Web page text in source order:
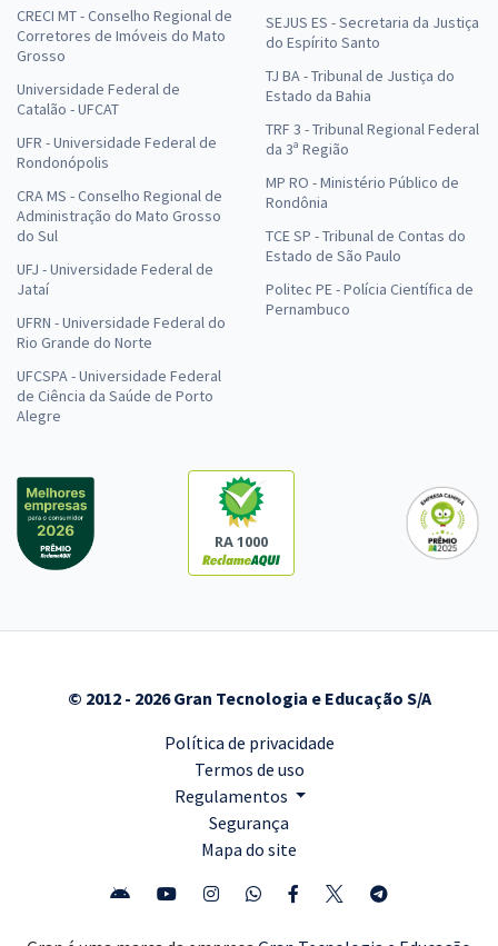
CRECI MT - Conselho Regional de
Corretores de Imóveis do Mato
Grosso
Universidade Federal de
Catalão - UFCAT
UFR - Universidade Federal de
Rondonópolis
CRA MS - Conselho Regional de
Administração do Mato Grosso
do Sul
UFJ - Universidade Federal de
Jataí
UFRN - Universidade Federal do
Rio Grande do Norte
UFCSPA - Universidade Federal
de Ciência da Saúde de Porto
Alegre
SEJUS ES - Secretaria da Justiça
do Espírito Santo
TJ BA - Tribunal de Justiça do
Estado da Bahia
TRF 3 - Tribunal Regional Federal
da 3ª Região
MP RO - Ministério Público de
Rondônia
TCE SP - Tribunal de Contas do
Estado de São Paulo
Politec PE - Polícia Científica de
Pernambuco
RA 1000
© 2012 - 2026 Gran Tecnologia e Educação S/A
Política de privacidade
Termos de uso
Regulamentos
Segurança
Mapa do site